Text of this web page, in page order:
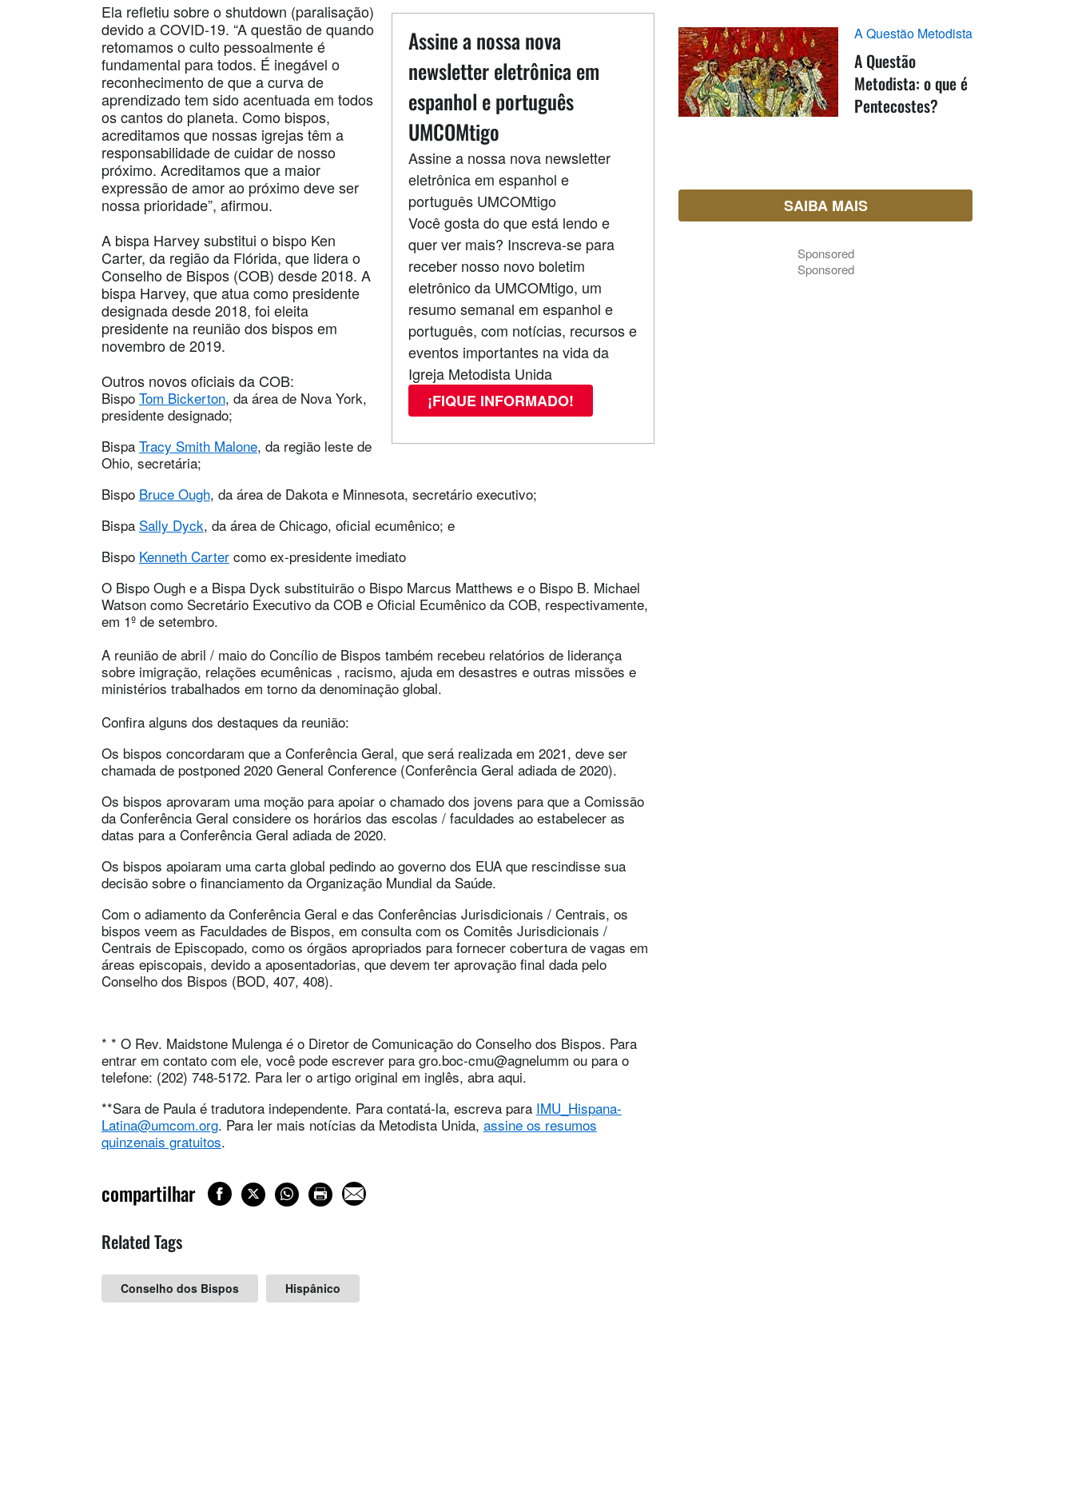
Assine a nossa nova
newsletter eletrônica em
espanhol e português
UMCOMtigo
Assine a nossa nova newsletter
eletrônica em espanhol e
português UMCOMtigo
Você gosta do que está lendo e
quer ver mais? Inscreva-se para
receber nosso novo boletim
eletrônico da UMCOMtigo, um
resumo semanal em espanhol e
português, com notícias, recursos e
eventos importantes na vida da
Igreja Metodista Unida
¡FIQUE INFORMADO!
Ela refletiu sobre o shutdown (paralisação)
devido a COVID-19. “A questão de quando
retomamos o culto pessoalmente é
fundamental para todos. É inegável o
reconhecimento de que a curva de
aprendizado tem sido acentuada em todos
os cantos do planeta. Como bispos,
acreditamos que nossas igrejas têm a
responsabilidade de cuidar de nosso
próximo. Acreditamos que a maior
expressão de amor ao próximo deve ser
nossa prioridade”, afirmou.
A bispa Harvey substitui o bispo Ken
Carter, da região da Flórida, que lidera o
Conselho de Bispos (COB) desde 2018. A
bispa Harvey, que atua como presidente
designada desde 2018, foi eleita
presidente na reunião dos bispos em
novembro de 2019.
Outros novos oficiais da COB:
Bispo Tom Bickerton, da área de Nova York,
presidente designado;
Bispa Tracy Smith Malone, da região leste de
Ohio, secretária;
Bispo Bruce Ough, da área de Dakota e Minnesota, secretário executivo;
Bispa Sally Dyck, da área de Chicago, oficial ecumênico; e
Bispo Kenneth Cartercomo ex-presidente imediato
O Bispo Ough e a Bispa Dyck substituirão o Bispo Marcus Matthews e o Bispo B. Michael
Watson como Secretário Executivo da COB e Oficial Ecumênico da COB, respectivamente,
em 1º de setembro.
A reunião de abril / maio do Concílio de Bispos também recebeu relatórios de liderança
sobre imigração, relações ecumênicas , racismo, ajuda em desastres e outras missões e
ministérios trabalhados em torno da denominação global.
Confira alguns dos destaques da reunião:
Os bispos concordaram que a Conferência Geral, que será realizada em 2021, deve ser
chamada de postponed 2020 General Conference (Conferência Geral adiada de 2020).
Os bispos aprovaram uma moção para apoiar o chamado dos jovens para que a Comissão
da Conferência Geral considere os horários das escolas / faculdades ao estabelecer as
datas para a Conferência Geral adiada de 2020.
Os bispos apoiaram uma carta global pedindo ao governo dos EUA que rescindisse sua
decisão sobre o financiamento da Organização Mundial da Saúde.
Com o adiamento da Conferência Geral e das Conferências Jurisdicionais / Centrais, os
bispos veem as Faculdades de Bispos, em consulta com os Comitês Jurisdicionais /
Centrais de Episcopado, como os órgãos apropriados para fornecer cobertura de vagas em
áreas episcopais, devido a aposentadorias, que devem ter aprovação final dada pelo
Conselho dos Bispos (BOD, 407, 408).
* * O Rev. Maidstone Mulenga é o Diretor de Comunicação do Conselho dos Bispos. Para
entrar em contato com ele, você pode escrever para gro.boc-cmu@agnelumm ou para o
telefone: (202) 748-5172. Para ler o artigo original em inglês, abra aqui.
**Sara de Paula é tradutora independente. Para contatá-la, escreva para IMU_Hispana-
Latina@umcom.org. Para ler mais notícias da Metodista Unida, assine os resumos
quinzenais gratuitos.
compartilhar
Related Tags
Conselho dos Bispos Hispânico
A Questão Metodista
A Questão
Metodista: o que é
Pentecostes?
SAIBA MAIS
Sponsored
Sponsored